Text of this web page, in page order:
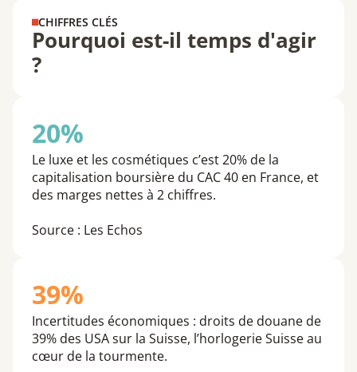
CHIFFRES CLÉS
Pourquoi est-il temps d'agir
?
20%
Le luxe et les cosmétiques c’est 20% de la
capitalisation boursière du CAC 40 en France, et
des marges nettes à 2 chiffres.
Source : Les Echos
39%
Incertitudes économiques : droits de douane de
39% des USA sur la Suisse, l’horlogerie Suisse au
cœur de la tourmente.